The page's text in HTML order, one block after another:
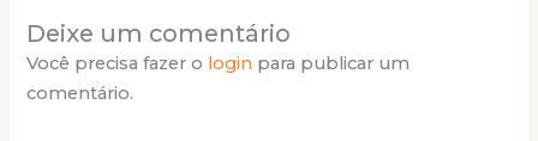
Deixe um comentário
Você precisa fazer o login para publicar um
comentário.